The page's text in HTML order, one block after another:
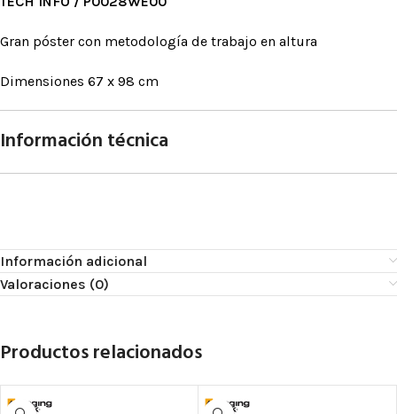
Gran póster con metodología de trabajo en altura
Dimensiones 67 x 98 cm
Información técnica
Información adicional
Valoraciones (0)
Productos relacionados